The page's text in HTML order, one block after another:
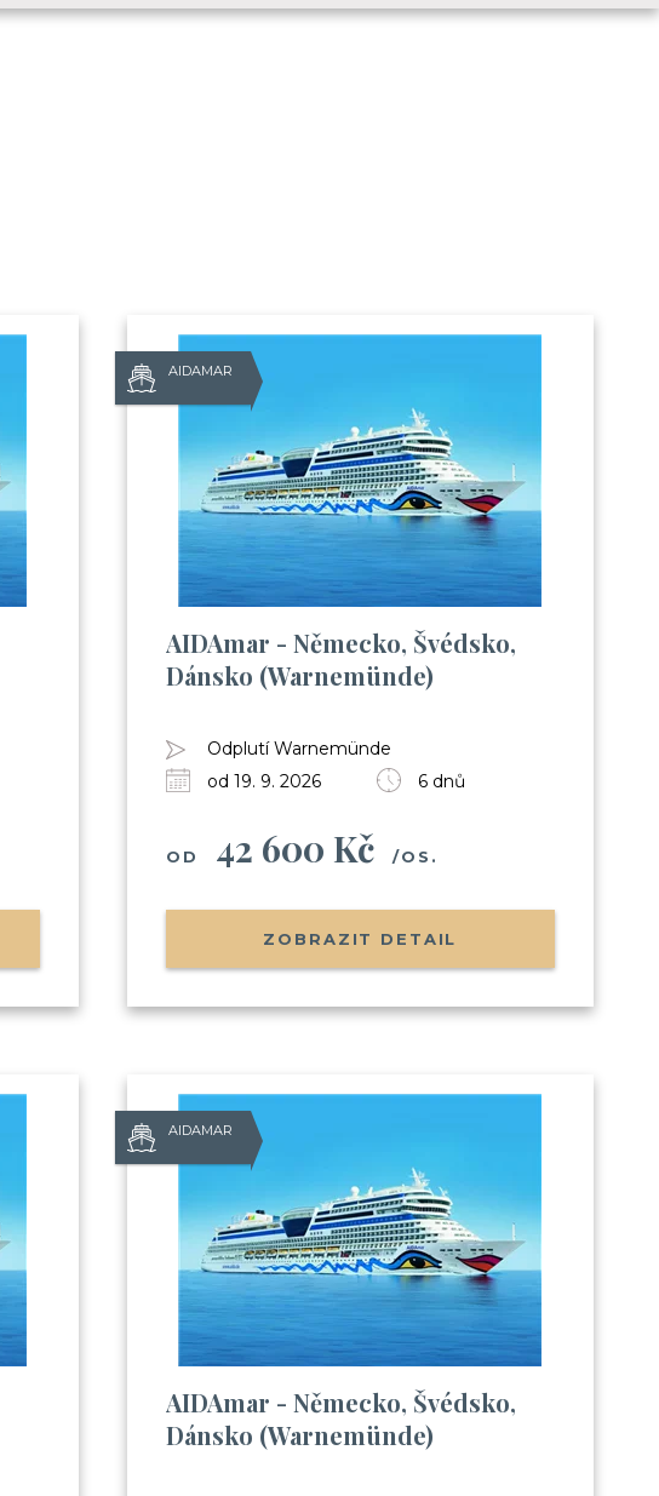
AIDAMAR
AIDAmar - Německo, Švédsko,
Dánsko (Warnemünde)
Odplutí Warnemünde
od 19. 9. 2026
6 dnů
OD 42 600 Kč /OS.
ZOBRAZIT DETAIL
AIDAMAR
AIDAmar - Německo, Švédsko,
Dánsko (Warnemünde)